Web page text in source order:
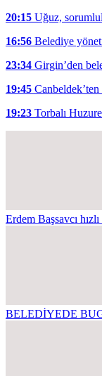
20:15 Uğuz,
16:56 Belediye
23:34 Girgin’den
19:45
19:23 Torbalı
Erdem Başsavcı hızlı
BELEDİYEDE